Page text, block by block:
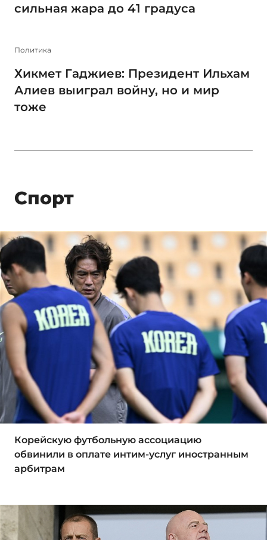
сильная жара до 41 градуса
Политика
Хикмет Гаджиев: Президент Ильхам
Алиев выиграл войну, но и мир
тоже
Спорт
Корейскую футбольную ассоциацию
обвинили в оплате интим-услуг иностранным
арбитрам